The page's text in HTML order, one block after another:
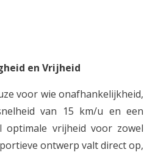
en Vrijheid
voor wie onafhankelijkheid,
van 15 km/u en een
optimale vrijheid voor zowel
ontwerp valt direct op,